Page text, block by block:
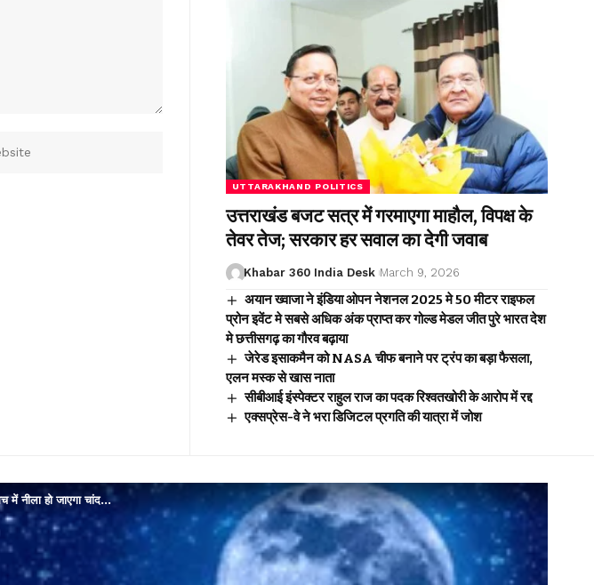
UTTARAKHAND POLITICS
उत्तराखंड बजट सत्र में गरमाएगा माहौल, विपक्ष के
तेवर तेज; सरकार हर सवाल का देगी जवाब
Khabar 360 India Desk March 9, 2026
अयान ख्वाजा ने इंडिया ओपन नेशनल 2025 मे 50 मीटर राइफल
प्रोन इवेंट मे सबसे अधिक अंक प्राप्त कर गोल्ड मेडल जीत पुरे भारत देश
मे छत्तीसगढ़ का गौरव बढ़ाया
जेरेड इसाकमैन को NASA चीफ बनाने पर ट्रंप का बड़ा फैसला,
एलन मस्क से खास नाता
सीबीआई इंस्पेक्टर राहुल राज का पदक रिश्वतखोरी के आरोप में रद्द
एक्सप्रेस-वे ने भरा डिजिटल प्रगति की यात्रा में जोश
में नीला हो जाएगा चांद…